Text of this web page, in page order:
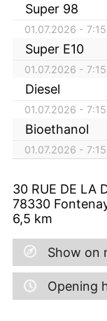
Super 98
01.07.2026 - 7:15
Super E10
01.07.2026 - 7:15
Diesel
01.07.2026 - 7:15
Bioethanol
01.07.2026 - 7:15
30 RUE DE LA
78330
6,5 km
Show on
Opening